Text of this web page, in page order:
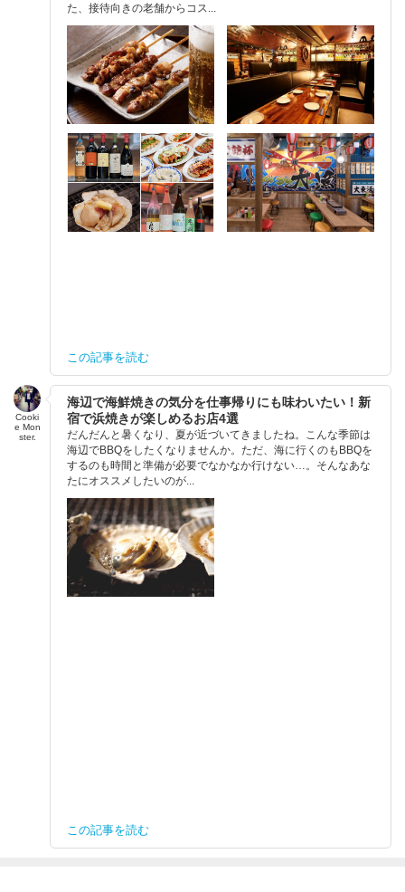
た、接待向きの老舗からコス...
この記事を読む
Cooki
e Mon
ster.
海辺で海鮮焼きの気分を仕事帰りにも味わいたい！新
宿で浜焼きが楽しめるお店4選
だんだんと暑くなり、夏が近づいてきましたね。こんな季節は
海辺でBBQをしたくなりませんか。ただ、海に行くのもBBQを
するのも時間と準備が必要でなかなか行けない…。そんなあな
たにオススメしたいのが...
この記事を読む